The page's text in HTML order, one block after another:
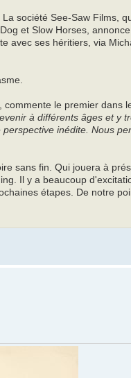
société See-Saw Films,
et Slow Horses,
avec ses héritiers, via
commente le premier dans
à différents âges et y
inédite. Nous
sans fin. Qui jouera à
Il y a beaucoup
étapes. De notre